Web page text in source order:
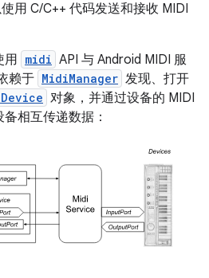
用 C/C++ 代码发送和接收 MIDI
用 midi API 与 Android MIDI 服
赖于 MidiManager 发现、打开
对象，并通过设备的 MIDI
相互传递数据：